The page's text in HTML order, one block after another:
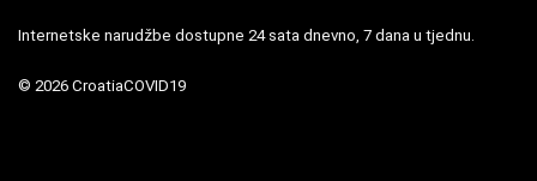
Internetske narudžbe dostupne 24 sata dnevno, 7 dana u tjednu.
© 2026 CroatiaCOVID19